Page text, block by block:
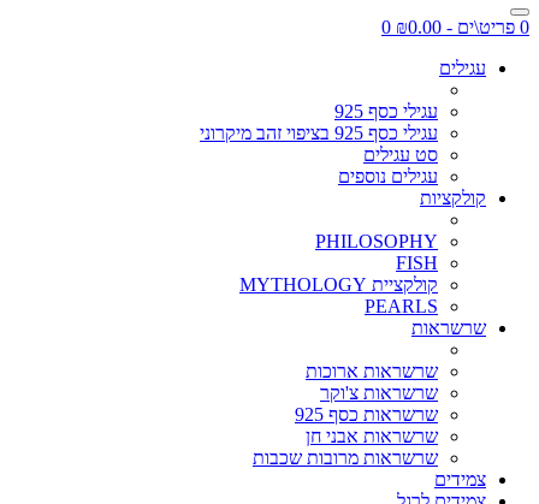
0 פריט\ים - ₪0.00
0
עגילים
עגילי כסף 925
עגילי כסף 925 בציפוי זהב מיקרוני
סט עגילים
עגילים נוספים
קולקציות
PHILOSOPHY
FISH
קולקציית MYTHOLOGY
PEARLS
שרשראות
שרשראות ארוכות
שרשראות צ'וקר
שרשראות כסף 925
שרשראות אבני חן
שרשראות מרובות שכבות
צמידים